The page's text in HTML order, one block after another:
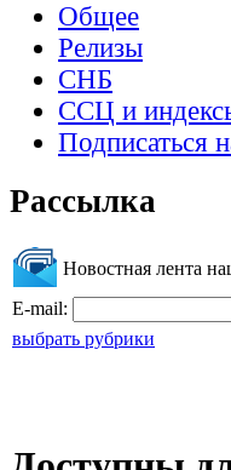
Общее
Релизы
СНБ
ССЦ и
Подписаться
Рассылка
Новостная лента
E-mail:
выбрать рубрики